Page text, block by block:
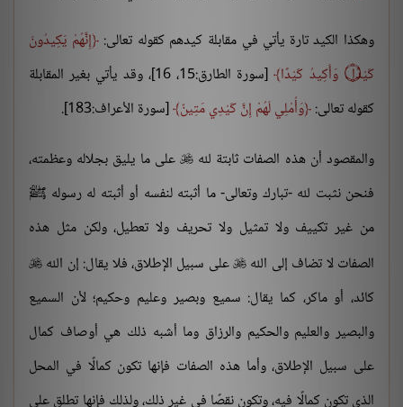
وهكذا الكيد تارة يأتي في مقابلة كيدهم كقوله تعالى: إِنَّهُمْ يَكِيدُونَ
كَيْدًا ۝ وَأَكِيدُ كَيْدًا
[سورة الطارق:15، 16]، وقد يأتي بغير المقابلة
كقوله تعالى: وَأُمْلِي لَهُمْ إِنَّ كَيْدِي مَتِينٌ [سورة الأعراف:183].
والمقصود أن هذه الصفات ثابتة لله على ما يليق بجلاله وعظمته،
فنحن نثبت لله -تبارك وتعالى- ما أثبته لنفسه أو أثبته له رسوله ﷺ
من غير تكييف ولا تمثيل ولا تحريف ولا تعطيل، ولكن مثل هذه
الصفات لا تضاف إلى الله على سبيل الإطلاق، فلا يقال: إن الله 
كائد، أو ماكر، كما يقال: سميع وبصير وعليم وحكيم؛ لأن السميع
والبصير والعليم والحكيم والرزاق وما أشبه ذلك هي أوصاف كمال
على سبيل الإطلاق، وأما هذه الصفات فإنها تكون كمالًا في المحل
الذي تكون كمالًا فيه، وتكون نقصًا في غير ذلك، ولذلك فإنها تطلق على